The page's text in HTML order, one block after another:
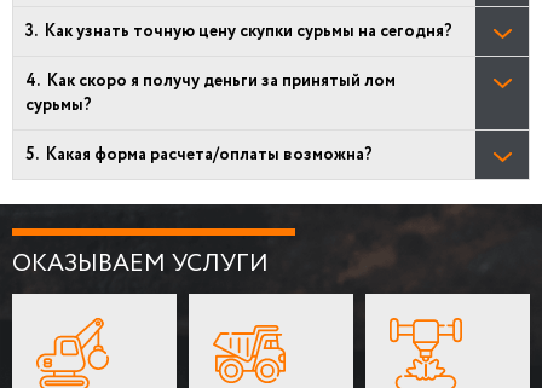
Как узнать точную цену скупки сурьмы на сегодня?
Как скоро я получу деньги за принятый лом
сурьмы?
Какая форма расчета/оплаты возможна?
ОКАЗЫВАЕМ УСЛУГИ